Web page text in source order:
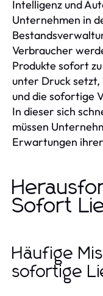
Intelligenz und
Unternehmen in
Verbraucher
Produkte sofort
unter Druck
und die sofortige
In dieser sich
müssen
Erwartungen
Sofort
Häufige
sofortige